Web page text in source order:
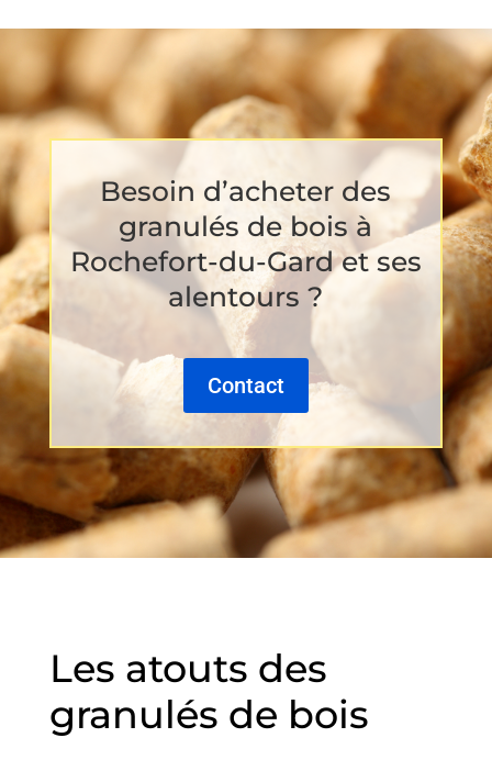
Besoin d’acheter des
granulés de bois à
Rochefort-du-Gard et ses
alentours ?
Contact
Les atouts des
granulés de bois